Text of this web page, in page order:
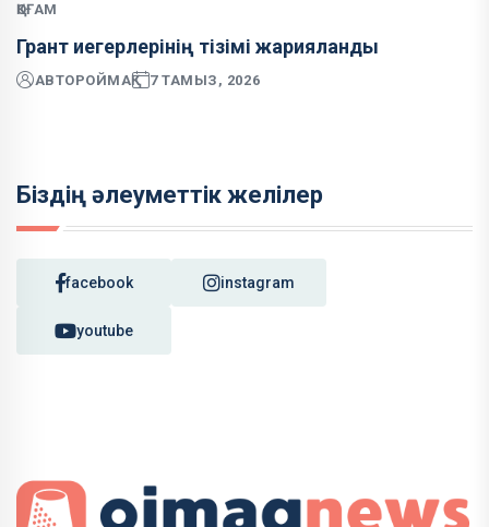
ҚОҒАМ
Грант иегерлерінің тізімі жарияланды
АВТОРОЙМАҚ 7 ТАМЫЗ, 2026
Біздің әлеуметтік желілер
facebook instagram
youtube